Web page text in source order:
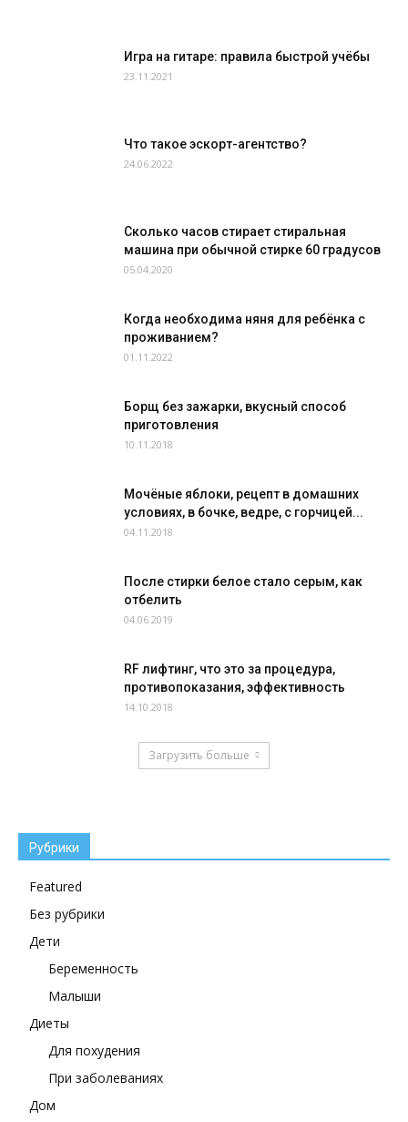
Игра на гитаре: правила быстрой учёбы
23.11.2021
Что такое эскорт-агентство?
24.06.2022
Сколько часов стирает стиральная
машина при обычной стирке 60 градусов
05.04.2020
Когда необходима няня для ребёнка с
проживанием?
01.11.2022
Борщ без зажарки, вкусный способ
приготовления
10.11.2018
Мочёные яблоки, рецепт в домашних
условиях, в бочке, ведре, с горчицей...
04.11.2018
После стирки белое стало серым, как
отбелить
04.06.2019
RF лифтинг, что это за процедура,
противопоказания, эффективность
14.10.2018
Загрузить больше
Рубрики
Featured
Без рубрики
Дети
Беременность
Малыши
Диеты
Для похудения
При заболеваниях
Дом